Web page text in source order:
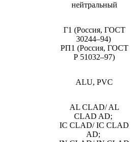
нейтральный
Г1 (Россия, ГОСТ
30244–94)
РП1 (Россия, ГОСТ
Р 51032–97)
ALU, PVC
AL CLAD/ AL
CLAD AD;
IC CLAD/ IC CLAD
AD;